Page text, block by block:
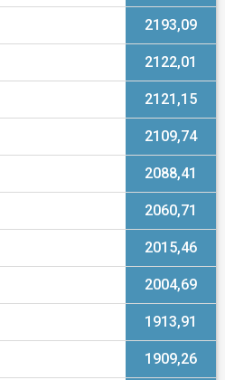
2193,09
2122,01
2121,15
2109,74
2088,41
2060,71
2015,46
2004,69
1913,91
1909,26